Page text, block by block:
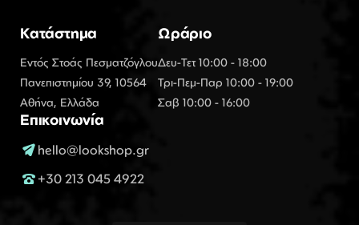
Κατάστημα
Εντός Στοάς Πεσματζόγλου
Πανεπιστημίου 39, 10564
Αθήνα, Ελλάδα
Ωράριο
Δευ-Τετ 10:00 - 18:00
Τρι-Πεμ-Παρ 10:00 - 19:00
Σαβ 10:00 - 16:00
Επικοινωνία
hello@lookshop.gr
+30 213 045 4922